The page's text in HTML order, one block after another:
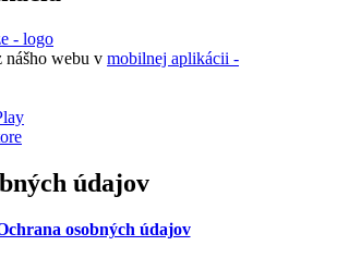
nášho webu v mobilnej aplikácii -
údajov
osobných údajov